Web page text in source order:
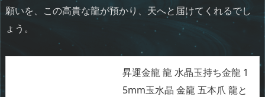
願いを、この高貴な龍が預かり、天へと届けてくれるでし
ょう。
昇運金龍 龍 水晶玉持ち金龍 1
5mm玉水晶 金龍 五本爪 龍と